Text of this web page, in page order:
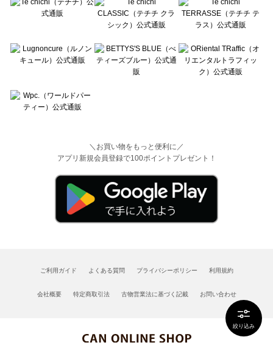
絞り込み
＼お買い物をもっと便利に／
アプリ新規会員登録で100ポイントプレゼント！
ご利用ガイド よくある質問 プライバシーポリシー 利用規約
会社概要 特定商取引法 古物営業法に基づく記載 お問い合わせ